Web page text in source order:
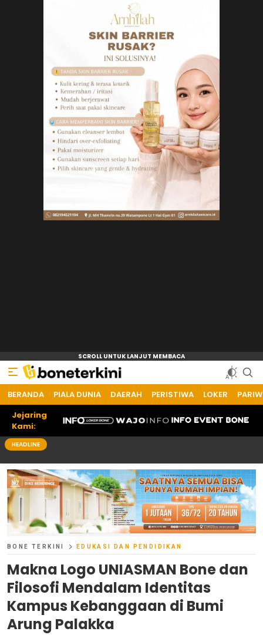
BERANDA PIALA DUNIA DAERAH PERISTIWA LOKER
Jejaring
Kami:
HEADLINE
BONE TERKINI EDUKASI DAN PENDIDIKAN
Makna Logo UNIASMAN Bone dan
Filosofi Mendalam Identitas
Kampus Kebanggaan di Bumi
Arung Palakka